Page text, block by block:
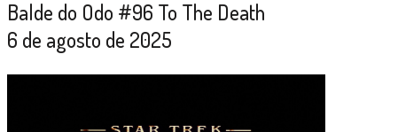
Balde do Odo #96 To The Death
6 de agosto de 2025